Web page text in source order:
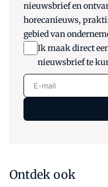
nieuwsbrief en
horecanieuws,
gebied van
Ik maak direct
nieuwsbrief te
E-mail
Ontdek ook